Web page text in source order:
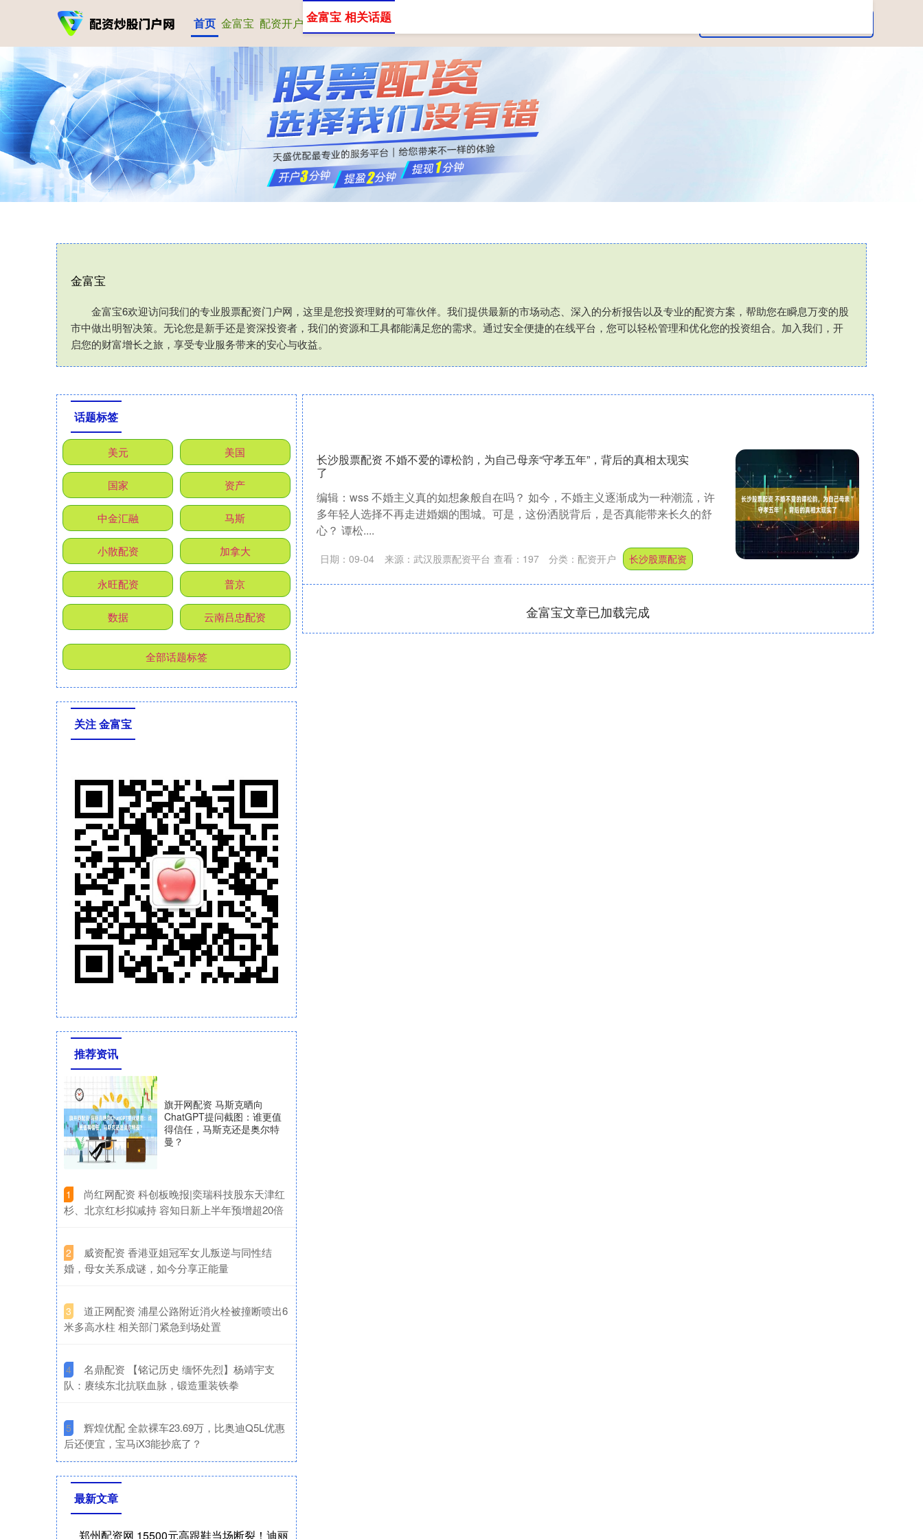
首页 金富宝 配资开户 股票配资公司 配资服务平台
金富宝
金富宝6欢迎访问我们的专业股票配资门户网，这里是您投资理财的可靠伙伴。我们提供最新的市场动态、深入的分析报告以及专业的配资方案，帮助您在瞬息万变的股
市中做出明智决策。无论您是新手还是资深投资者，我们的资源和工具都能满足您的需求。通过安全便捷的在线平台，您可以轻松管理和优化您的投资组合。加入我们，开
启您的财富增长之旅，享受专业服务带来的安心与收益。
金富宝 相关话题
长沙股票配资 不婚不爱的谭松韵，为自己母亲“守孝五年”，背后的真相太现实
了
编辑：wss 不婚主义真的如想象般自在吗？ 如今，不婚主义逐渐成为一种潮流，许
多年轻人选择不再走进婚姻的围城。可是，这份洒脱背后，是否真能带来长久的舒
心？ 谭松....
日期：09-04 来源：武汉股票配资平台 查看： 197 分类： 配资开户 长沙股票配资
金富宝文章已加载完成
话题标签
美元 美国
国家 资产
中金汇融 马斯
小散配资 加拿大
永旺配资 普京
数据 云南吕忠配资
全部话题标签
关注 金富宝
推荐资讯
旗开网配资 马斯克晒向
ChatGPT提问截图：谁更值
得信任，马斯克还是奥尔特
曼？
1
​尚红网配资 科创板晚报|奕瑞科技股东天津红
杉、北京红杉拟减持 容知日新上半年预增超20倍
2
​威资配资 香港亚姐冠军女儿叛逆与同性结
婚，母女关系成谜，如今分享正能量
3
​道正网配资 浦星公路附近消火栓被撞断喷出6
米多高水柱 相关部门紧急到场处置
4
​名鼎配资 【铭记历史 缅怀先烈】杨靖宇支
队：赓续东北抗联血脉，锻造重装铁拳
5
​辉煌优配 全款裸车23.69万，比奥迪Q5L优惠
后还便宜，宝马iX3能抄底了？
最新文章
郑州配资网 15500元高跟鞋当场断裂！迪丽